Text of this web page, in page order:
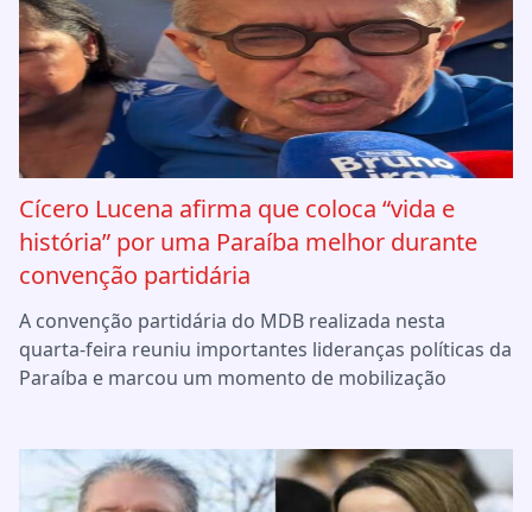
Cícero Lucena afirma que coloca “vida e
história” por uma Paraíba melhor durante
convenção partidária
A convenção partidária do MDB realizada nesta
quarta-feira reuniu importantes lideranças políticas da
Paraíba e marcou um momento de mobilização